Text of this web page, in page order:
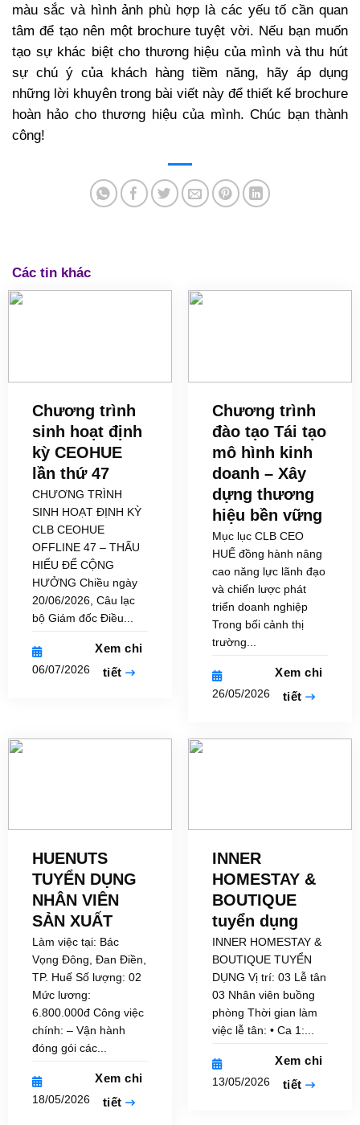
màu sắc và hình ảnh phù hợp là các yếu tố cần quan
tâm để tạo nên một brochure tuyệt vời. Nếu bạn muốn
tạo sự khác biệt cho thương hiệu của mình và thu hút
sự chú ý của khách hàng tiềm năng, hãy áp dụng
những lời khuyên trong bài viết này để thiết kế brochure
hoàn hảo cho thương hiệu của mình. Chúc bạn thành
công!
Các tin khác
Chương trình
sinh hoạt định
kỳ CEOHUE
lần thứ 47
CHƯƠNG TRÌNH
SINH HOẠT ĐỊNH KỲ
CLB CEOHUE
OFFLINE 47 – THẤU
HIỂU ĐỂ CỘNG
HƯỞNG Chiều ngày
20/06/2026, Câu lạc
bộ Giám đốc Điều...
06/07/2026
Xem chi
tiết
Chương trình
đào tạo Tái tạo
mô hình kinh
doanh – Xây
dựng thương
hiệu bền vững
Mục lục CLB CEO
HUẾ đồng hành nâng
cao năng lực lãnh đạo
và chiến lược phát
triển doanh nghiệp
Trong bối cảnh thị
trường...
26/05/2026
Xem chi
tiết
HUENUTS
TUYỂN DỤNG
NHÂN VIÊN
SẢN XUẤT
Làm việc tại: Bác
Vọng Đông, Đan Điền,
TP. Huế Số lượng: 02
Mức lương:
6.800.000đ Công việc
chính: – Vận hành
đóng gói các...
18/05/2026
Xem chi
tiết
INNER
HOMESTAY &
BOUTIQUE
tuyển dụng
INNER HOMESTAY &
BOUTIQUE TUYỂN
DỤNG Vị trí: 03 Lễ tân
03 Nhân viên buồng
phòng Thời gian làm
việc lễ tân: • Ca 1:...
13/05/2026
Xem chi
tiết